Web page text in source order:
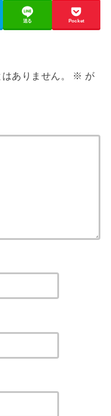
送る Pocket
ありません。 ※ が